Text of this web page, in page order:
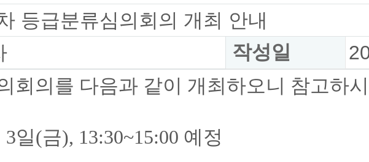
등급분류심의회의 개최 안내
작성일
회의를 다음과 같이 개최하오니 참고하
일(금), 13:30~15:00 예정